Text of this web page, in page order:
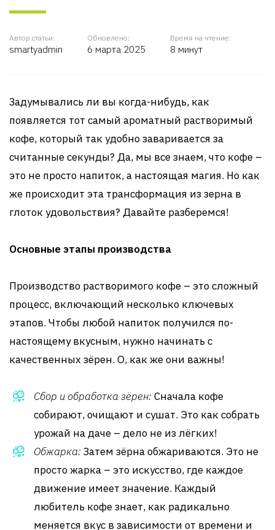
Автор статьи:
smartyadmin
Обновлено:
6 марта 2025
Время на чтение:
8 минут
Задумывались ли вы когда-нибудь, как
появляется тот самый ароматный растворимый
кофе, который так удобно заваривается за
считанные секунды? Да, мы все знаем, что кофе –
это не просто напиток, а настоящая магия. Но как
же происходит эта трансформация из зерна в
глоток удовольствия? Давайте разберемся!
Основные этапы производства
Производство растворимого кофе – это сложный
процесс, включающий несколько ключевых
этапов. Чтобы любой напиток получился по-
настоящему вкусным, нужно начинать с
качественных зёрен. О, как же они важны!
Сбор и обработка зёрен: Сначала кофе
собирают, очищают и сушат. Это как собрать
урожай на даче – дело не из лёгких!
Обжарка: Затем зёрна обжариваются. Это не
просто жарка – это искусство, где каждое
движение имеет значение. Каждый
любитель кофе знает, как радикально
меняется вкус в зависимости от времени и